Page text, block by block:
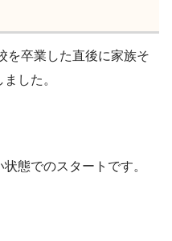
を卒業した直後に家族そ
した。
態でのスタートです。